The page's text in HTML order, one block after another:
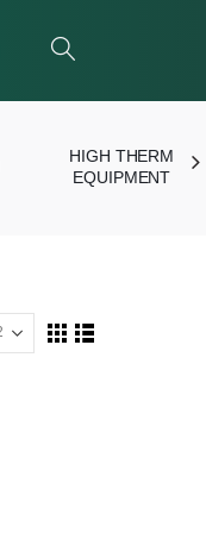
HIGH THERM
EQUIPMENT